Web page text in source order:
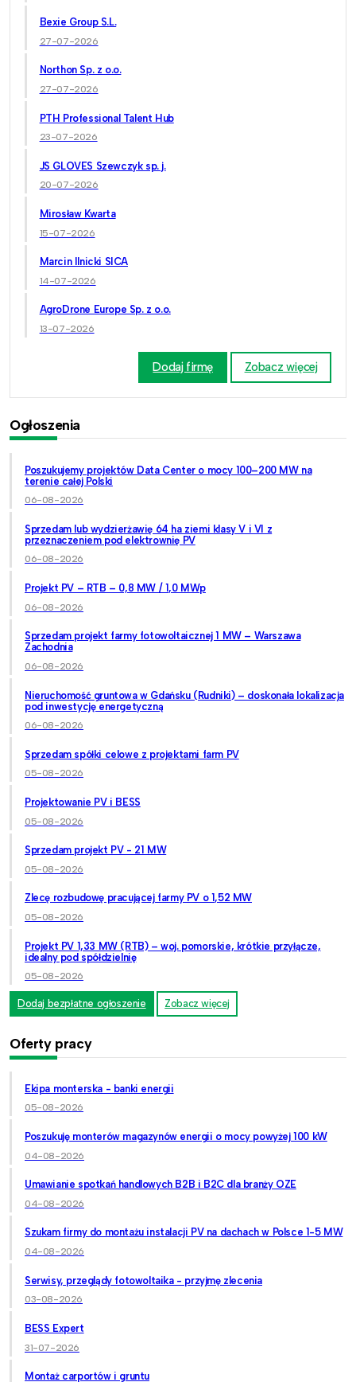
Bexie Group S.L.
27-07-2026
Northon Sp. z o.o.
27-07-2026
PTH Professional Talent Hub
23-07-2026
JS GLOVES Szewczyk sp. j.
20-07-2026
Mirosław Kwarta
15-07-2026
Marcin Ilnicki SICA
14-07-2026
AgroDrone Europe Sp. z o.o.
13-07-2026
Dodaj firmę Zobacz więcej
Ogłoszenia
Poszukujemy projektów Data Center o mocy 100–200 MW na
terenie całej Polski
06-08-2026
Sprzedam lub wydzierżawię 64 ha ziemi klasy V i VI z
przeznaczeniem pod elektrownię PV
06-08-2026
Projekt PV – RTB – 0,8 MW / 1,0 MWp
06-08-2026
Sprzedam projekt farmy fotowoltaicznej 1 MW – Warszawa
Zachodnia
06-08-2026
Nieruchomość gruntowa w Gdańsku (Rudniki) – doskonała lokalizacja
pod inwestycję energetyczną
06-08-2026
Sprzedam spółki celowe z projektami farm PV
05-08-2026
Projektowanie PV i BESS
05-08-2026
Sprzedam projekt PV - 21 MW
05-08-2026
Zlecę rozbudowę pracującej farmy PV o 1,52 MW
05-08-2026
Projekt PV 1,33 MW (RTB) – woj. pomorskie, krótkie przyłącze,
idealny pod spółdzielnię
05-08-2026
Dodaj bezpłatne ogłoszenie Zobacz więcej
Oferty pracy
Ekipa monterska - banki energii
05-08-2026
Poszukuję monterów magazynów energii o mocy powyżej 100 kW
04-08-2026
Umawianie spotkań handlowych B2B i B2C dla branży OZE
04-08-2026
Szukam firmy do montażu instalacji PV na dachach w Polsce 1-5 MW
04-08-2026
Serwisy, przeglądy fotowoltaika - przyjmę zlecenia
03-08-2026
BESS Expert
31-07-2026
Montaż carportów i gruntu